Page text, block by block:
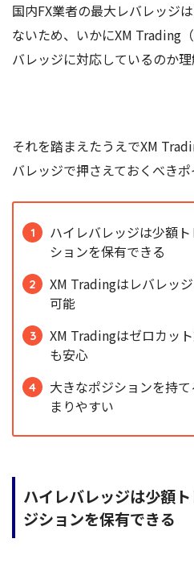
国内FX業者の最大レバレッジ
ないため、いかにXM Trading
バレッジに対応しているのか理
それを踏まえたうえでXM
バレッジで押さえておくべきポ
ハイレバレッジは少額
ションを保有できる
XM Tradingはレバレッ
可能
XM Tradingはゼロカッ
も安心
大きなポジションを持
まりやすい
ハイレバレッジは少額
ジションを保有できる